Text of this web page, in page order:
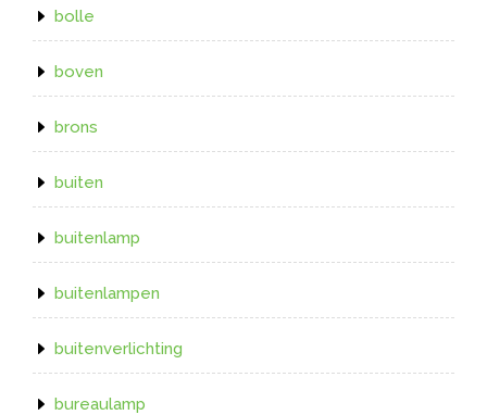
bolle
boven
brons
buiten
buitenlamp
buitenlampen
buitenverlichting
bureaulamp